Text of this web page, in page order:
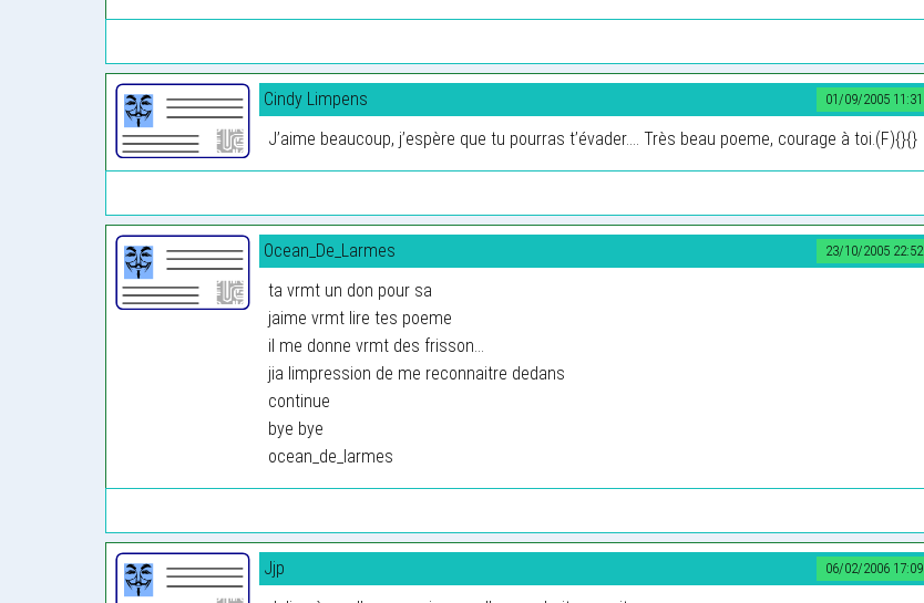
01/09/2005 11:31
Cindy Limpens
J’aime beaucoup, j’espère que tu pourras t’évader.... Très beau poeme, courage à toi.(F){}{}
23/10/2005 22:52
Ocean_De_Larmes
ta vrmt un don pour sa
jaime vrmt lire tes poeme
il me donne vrmt des frisson...
jia limpression de me reconnaitre dedans
continue
bye bye
ocean_de_larmes
06/02/2006 17:09
Jjp